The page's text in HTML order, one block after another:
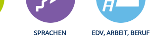
SPRACHEN EDV, ARBEIT, BERUF